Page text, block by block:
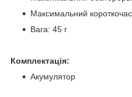
Максимальний
Вага: 45 г
Комплектація:
Акумулятор